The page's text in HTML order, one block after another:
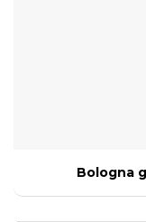
Bologna